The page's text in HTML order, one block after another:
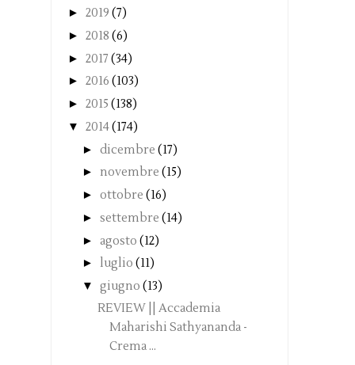
► 2019 (7)
► 2018 (6)
► 2017 (34)
► 2016 (103)
► 2015 (138)
▼ 2014(174)
► dicembre (17)
► novembre (15)
► ottobre (16)
► settembre (14)
► agosto (12)
► luglio (11)
▼ giugno (13)
REVIEW || Accademia
Maharishi Sathyananda -
Crema ...